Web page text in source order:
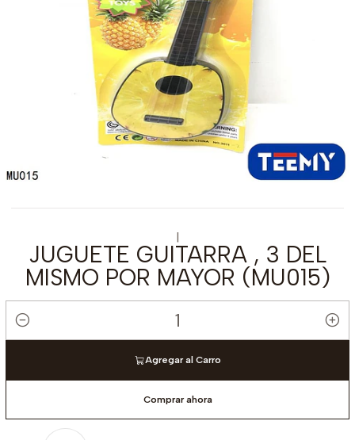
|
JUGUETE GUITARRA , 3 DEL
MISMO POR MAYOR (MU015)
Cantidad
Agregar al Carro
Comprar ahora